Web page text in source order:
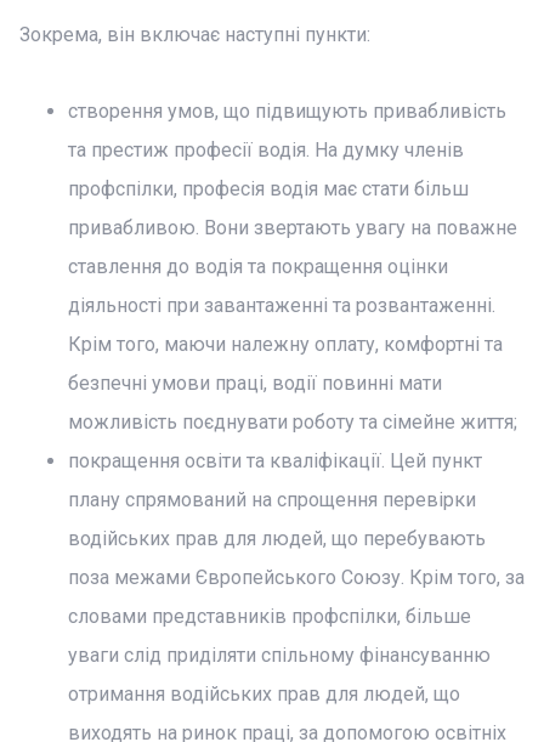
Зокрема, він включає наступні пункти:
створення умов, що підвищують привабливість
та престиж професії водія. На думку членів
профспілки, професія водія має стати більш
привабливою. Вони звертають увагу на поважне
ставлення до водія та покращення оцінки
діяльності при завантаженні та розвантаженні.
Крім того, маючи належну оплату, комфортні та
безпечні умови праці, водії повинні мати
можливість поєднувати роботу та сімейне життя;
покращення освіти та кваліфікації. Цей пункт
плану спрямований на спрощення перевірки
водійських прав для людей, що перебувають
поза межами Європейського Союзу. Крім того, за
словами представників профспілки, більше
уваги слід приділяти спільному фінансуванню
отримання водійських прав для людей, що
виходять на ринок праці, за допомогою освітніх